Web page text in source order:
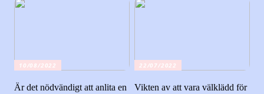
10/08/2022
Är det nödvändigt att anlita en
22/07/2022
Vikten av att vara välklädd för